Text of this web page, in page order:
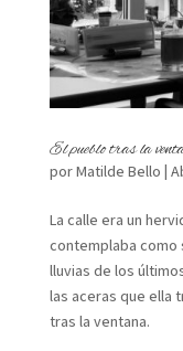
El pueblo tras la
porMatilde Bello |
La calle era un
contemplaba como
lluvias de los
las aceras que ella
tras la ventana.